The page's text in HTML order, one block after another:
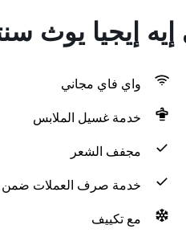
إيجيا يوث
واي فاي مجاني
خدمة غسيل الملابس
مجفف الشعر
خدمة صرف العملات ضمن
مع تكييف